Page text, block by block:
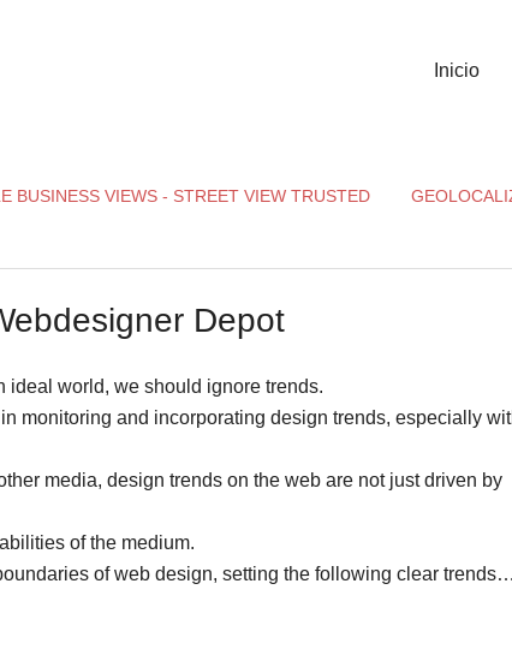
Inicio
BUSINESS VIEWS - STREET VIEW TRUSTED
Depot
ideal world, we should ignore trends.
monitoring and incorporating design trends, especially
media, design trends on the web are not just driven by
of the medium.
of web design, setting the following clear trends…